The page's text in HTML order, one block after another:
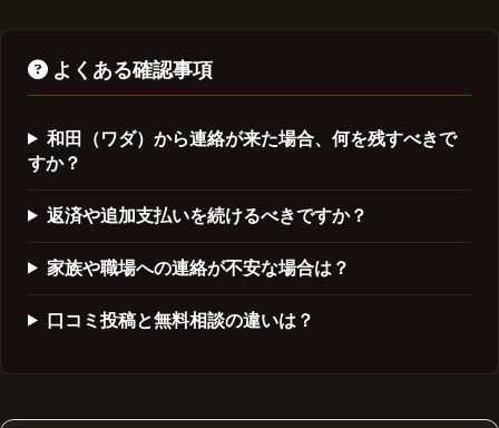
よくある確認事項
和田（ワダ）から連絡が来た場合、何を残すべきで
すか？
返済や追加支払いを続けるべきですか？
家族や職場への連絡が不安な場合は？
口コミ投稿と無料相談の違いは？